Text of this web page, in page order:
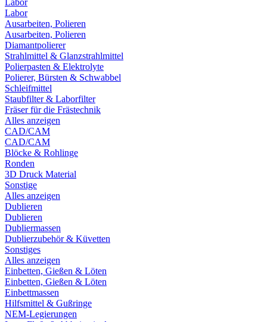
Labor
Labor
Ausarbeiten, Polieren
Ausarbeiten, Polieren
Diamantpolierer
Strahlmittel & Glanzstrahlmittel
Polierpasten & Elektrolyte
Polierer, Bürsten & Schwabbel
Schleifmittel
Staubfilter & Laborfilter
Fräser für die Frästechnik
Alles anzeigen
CAD/CAM
CAD/CAM
Blöcke & Rohlinge
Ronden
3D Druck Material
Sonstige
Alles anzeigen
Dublieren
Dublieren
Dubliermassen
Dublierzubehör & Küvetten
Sonstiges
Alles anzeigen
Einbetten, Gießen & Löten
Einbetten, Gießen & Löten
Einbettmassen
Hilfsmittel & Gußringe
NEM-Legierungen